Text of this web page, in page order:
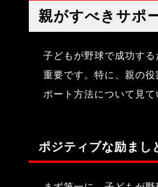
親がすべきサポ
子どもが野球で成功す
重要です。特に、親の
ポート方法について見て
ポジティブな励まし